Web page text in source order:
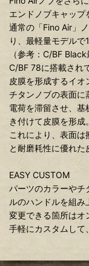
エンドノブキャップ
通常の「Fino Air」
り、最軽量モデルで
（参考：C/BF
C/BF 78に搭載され
皮膜を形成するイオ
チタンノブの表面に
電荷を滞留させ、基
き付けて皮膜を形成。
これにより、表面
と耐磨耗性に優れた
EASY CUSTOM
パーツのカラーやチ
ルのハンドルを組み
変更できる箇所はオ
手軽にカスタムして